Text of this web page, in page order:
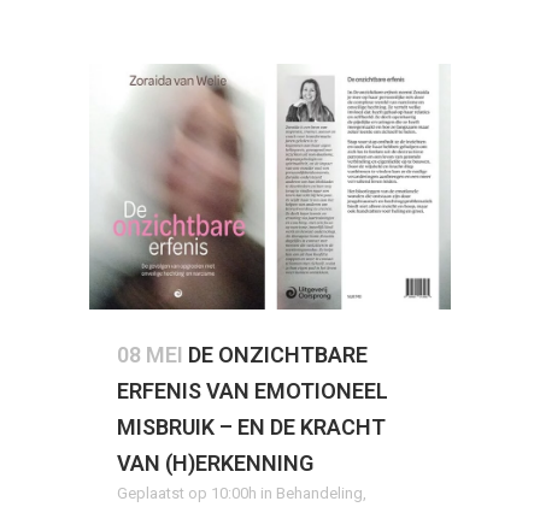
08 MEI DE ONZICHTBARE
ERFENIS VAN EMOTIONEEL
MISBRUIK – EN DE KRACHT
VAN (H)ERKENNING
Geplaatst op 10:00h in Behandeling,